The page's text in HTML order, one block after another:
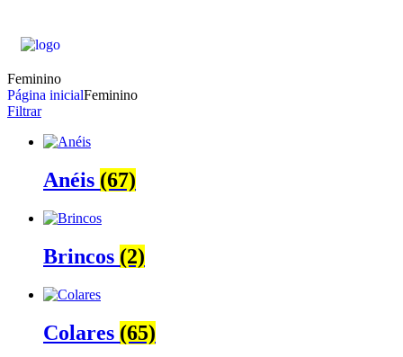
Feminino
Página inicialFeminino
Filtrar
Anéis (67)
Brincos (2)
Colares (65)